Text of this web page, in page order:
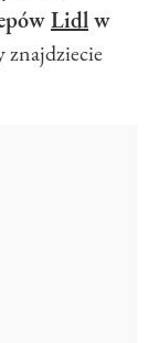
Lidlw
znajdziecie